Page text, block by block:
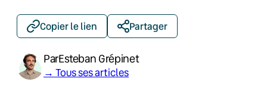
Copier le lien Partager
ParEsteban Grépinet
→ Tous ses articles